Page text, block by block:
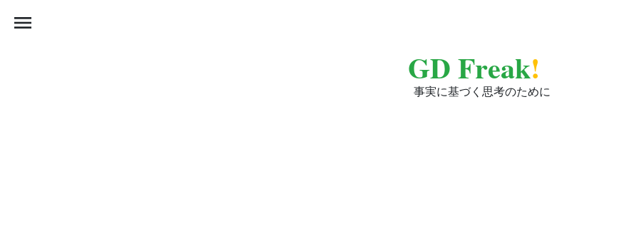
GD Freak!
事実に基づく思考のために
menu